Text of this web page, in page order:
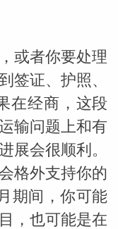
或者你要处理
证、护照、
在经商，这段
输问题上和有
展会很顺利。
格外支持你的
期间，你可能
，也可能是在